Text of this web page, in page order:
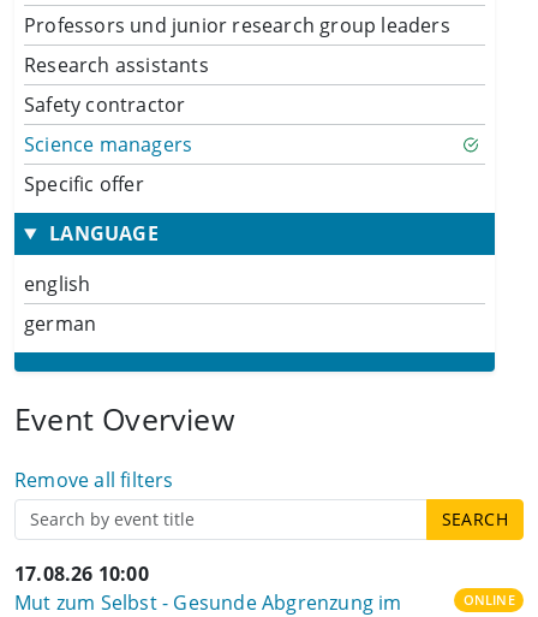
Professors und junior research group leaders
Research assistants
Safety contractor
Science managers
Specific offer
LANGUAGE
english
german
Event Overview
Remove all filters
17.08.26 10:00
Mut zum Selbst - Gesunde Abgrenzung im
ONLINE